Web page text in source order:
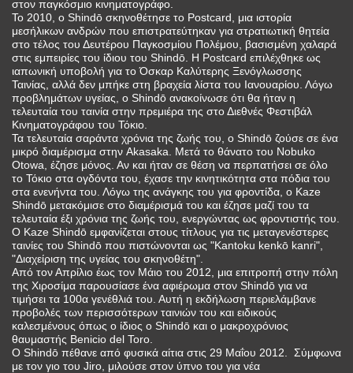
στον παγκόσμιο κινηματογράφο.
Το 2010, ο Shindō σκηνοθέτησε το Postcard, μια ιστορία
μεσήλικων ανδρών που επιστρατεύτηκαν για στρατιωτική θητεία
στο τέλος του Δευτέρου Παγκοσμίου Πολέμου, βασισμένη χαλαρά
στις εμπειρίες του ίδιου του Shindō. Η Postcard επιλέχθηκε ως
ιαπωνική υποβολή για το Όσκαρ Καλύτερης Ξενόγλωσσης
Ταινίας, αλλά δεν μπήκε στη βραχεία λίστα του Ιανουαρίου. Λόγω
προβλημάτων υγείας, ο Shindō ανακοίνωσε ότι θα ήταν η
τελευταία του ταινία στην πρεμιέρα της στο Διεθνές Φεστιβάλ
Κινηματογράφου του Τόκιο.
Τα τελευταία σαράντα χρόνια της ζωής του, ο Shindō ζούσε σε ένα
μικρό διαμέρισμα στην Akasaka. Μετά το θάνατο του Nobuko
Otowa, έζησε μόνος. Αν και ήταν σε θέση να περπατήσει σε όλο
το Τόκιο στα ογδόντα του, έχασε την κινητικότητα στα πόδια του
στα ενενήντα του. Λόγω της ανάγκης του για φροντίδα, ο Kaze
Shindō μετακόμισε στο διαμέρισμά του και έζησε μαζί του τα
τελευταία έξι χρόνια της ζωής του, ενεργώντας ως φροντιστής του.
Ο Kaze Shindō εμφανίζεται στους τίτλους για τις μεταγενέστερες
ταινίες του Shindō που πιστώνονται ως "Kantoku kenkō kanri",
"Διαχείριση της υγείας του σκηνοθέτη".
Από τον Απρίλιο έως τον Μάιο του 2012, μια επιτροπή στην πόλη
της Χιροσίμα παρουσίασε ένα αφιέρωμα στον Shindō για να
τιμήσει τα 100α γενέθλιά του. Αυτή η εκδήλωση περιελάμβανε
προβολές των περισσότερων ταινιών του και ειδικούς
καλεσμένους όπως ο ίδιος ο Shindō και ο μακροχρόνιος
θαυμαστής Benicio del Toro.
Ο Shindō πέθανε από φυσικά αίτια στις 29 Μαΐου 2012. Σύμφωνα
με τον γιο του Jiro, μιλούσε στον ύπνο του για νέα